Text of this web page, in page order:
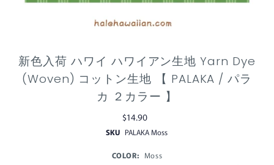
新色入荷 ハワイ ハワイアン生地 Yarn Dye
(Woven) コットン生地 【 PALAKA / パラ
カ ２カラー 】
$14.90
SKU PALAKA Moss
COLOR: Moss